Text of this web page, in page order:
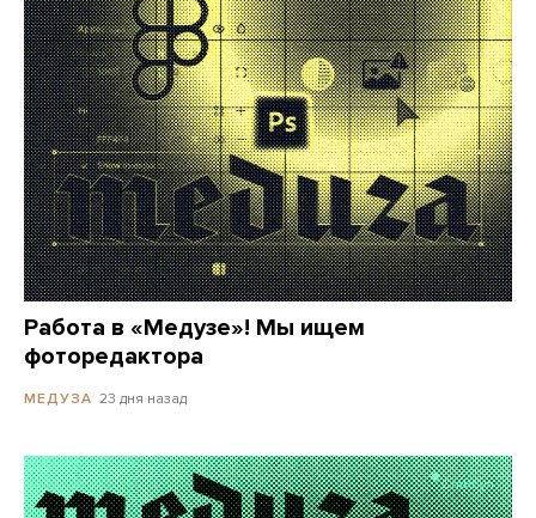
Работа в «Медузе»! Мы ищем
фоторедактора
МЕДУЗА 23 дня назад